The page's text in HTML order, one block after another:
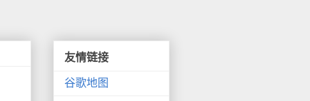
友情链接
谷歌地图